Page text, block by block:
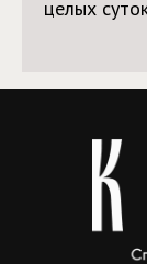
целых